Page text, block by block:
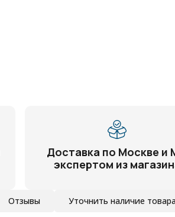
Доставка по Москве и
экспертом из
Отзывы Уточнить наличие